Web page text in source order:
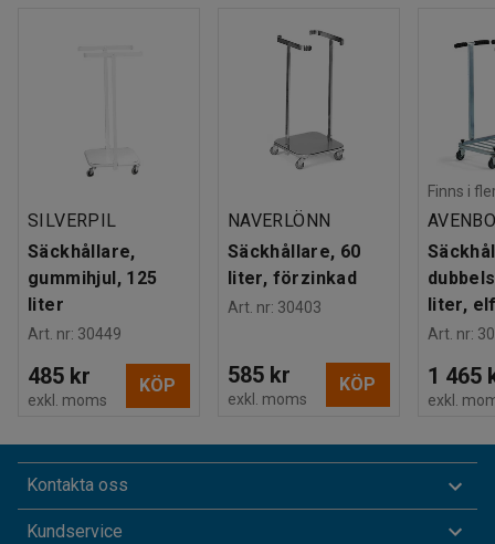
SILVERPIL
Säckhållare,
gummihjul, 125
liter
Art. nr: 30449
485 kr
exkl. moms
KÖP
NAVERLÖNN
Säckhållare, 60
liter, förzinkad
Art. nr: 30403
585 kr
exkl. moms
KÖP
Finns i
liter,
Art. nr:
1 465
exkl.
Kontakta oss
Kundservice